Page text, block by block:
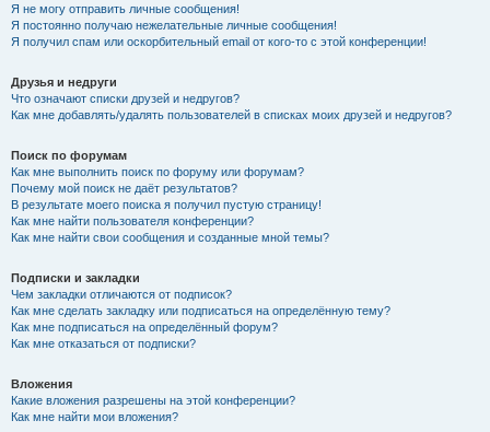
Я не могу отправить личные сообщения!
Я постоянно получаю нежелательные личные сообщения!
Я получил спам или оскорбительный email от кого-то с этой конференции!
Друзья и недруги
Что означают списки друзей и недругов?
Как мне добавлять/удалять пользователей в списках моих друзей и недругов?
Поиск по форумам
Как мне выполнить поиск по форуму или форумам?
Почему мой поиск не даёт результатов?
В результате моего поиска я получил пустую страницу!
Как мне найти пользователя конференции?
Как мне найти свои сообщения и созданные мной темы?
Подписки и закладки
Чем закладки отличаются от подписок?
Как мне сделать закладку или подписаться на определённую тему?
Как мне подписаться на определённый форум?
Как мне отказаться от подписки?
Вложения
Какие вложения разрешены на этой конференции?
Как мне найти мои вложения?